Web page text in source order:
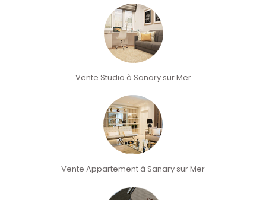
Vente Studio à Sanary sur Mer
Vente Appartement à Sanary sur Mer